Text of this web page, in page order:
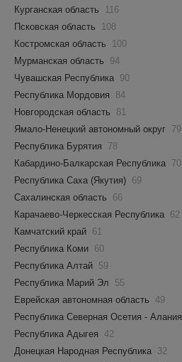
Курганская область
116
Псковская область
108
Костромская область
100
Мурманская область
94
Чувашская Республика 90
Республика Мордовия
84
Новгородская область
81
Ямало-Ненецкий автономный округ 79
Республика Бурятия
78
Кабардино-Балкарская Республика 70
Республика Саха (Якутия) 69
Сахалинская область
66
Карачаево-Черкесская Республика 62
Камчатский край 61
Республика Коми 60
Республика Алтай 59
Республика Марий Эл
55
Еврейская автономная область 49
Республика Северная Осетия - Алания
Республика Адыгея 42
Донецкая Народная Республика 32